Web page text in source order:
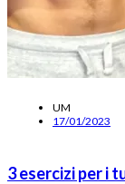
UM
17/01/2023
3 esercizi per i